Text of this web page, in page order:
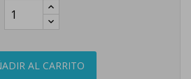
AL CARRITO